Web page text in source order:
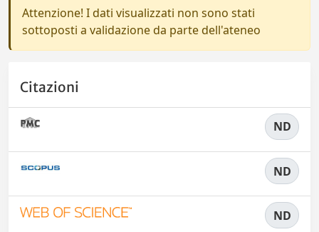
Attenzione! I dati visualizzati non sono stati
sottoposti a validazione da parte dell'ateneo
Citazioni
ND
ND
ND